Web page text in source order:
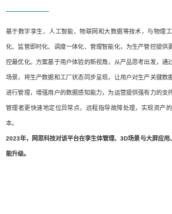
基于数字孪生、人工智能、物联网和大数据等技术，与物理
化、监管即时化、调度一体化、管理智能化，为生产管控提供
控最优化。方案基于用户体验的新视角，从产品思考出发，通
场景，将生产数据和工厂状态同步呈现，让用户对生产关键数
进行管理，增强用户的数据感知能力，为运营提供强有力的支
管理者更快速地定位异常点，远程指导故障处理，实现资产
本。
2023年，网思科技对该平台在孪生体管理、3D场景与大屏应用
能升级。